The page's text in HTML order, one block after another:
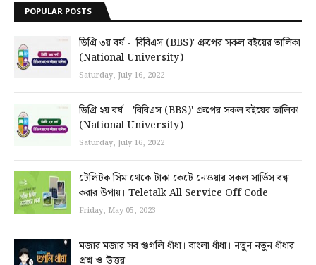
POPULAR POSTS
ডিগ্রি ৩য় বর্ষ - 'বিবিএস (BBS)' গ্রুপের সকল বইয়ের তালিকা
(National University)
Saturday, July 16, 2022
ডিগ্রি ২য় বর্ষ - 'বিবিএস (BBS)' গ্রুপের সকল বইয়ের তালিকা
(National University)
Saturday, July 16, 2022
টেলিটক সিম থেকে টাকা কেটে নেওয়ার সকল সার্ভিস বন্ধ
করার উপায়। Teletalk All Service Off Code
Friday, May 05, 2023
মজার মজার সব গুগলি ধাঁধা। বাংলা ধাঁধা। নতুন নতুন ধাঁধার
প্রশ্ন ও উত্তর